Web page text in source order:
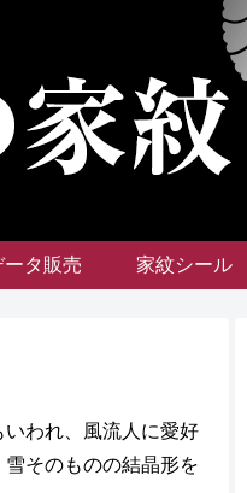
ータ販売 家紋シール
われ、風流人に愛好
そのものの結晶形を